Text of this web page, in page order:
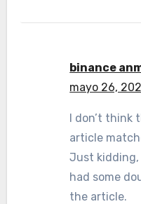
binance
mayo 26,
I don’t think
article
Just kidding,
had some
the article.